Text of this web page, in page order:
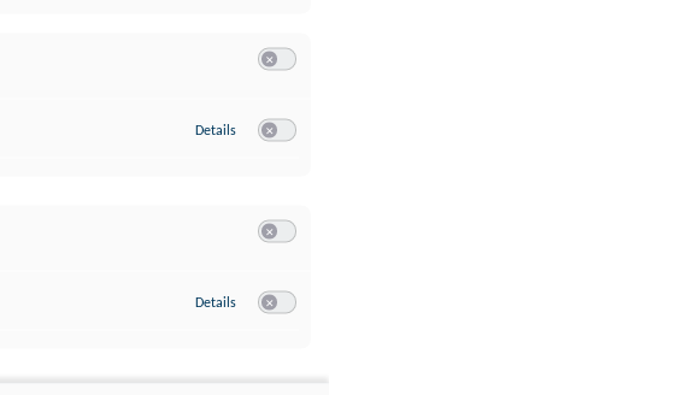
Details zu Google Analytics
Details zu YouTube